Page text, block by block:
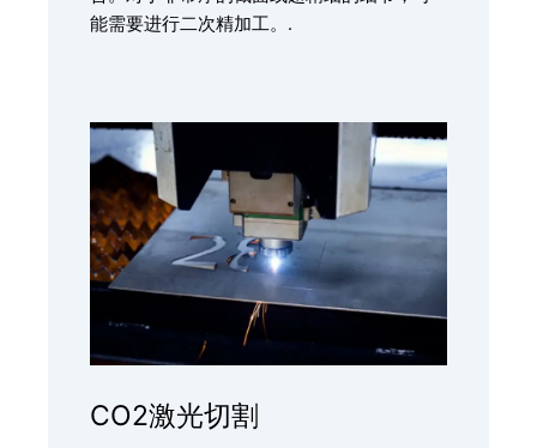
能需要进行二次精加工。.
CO2激光切割